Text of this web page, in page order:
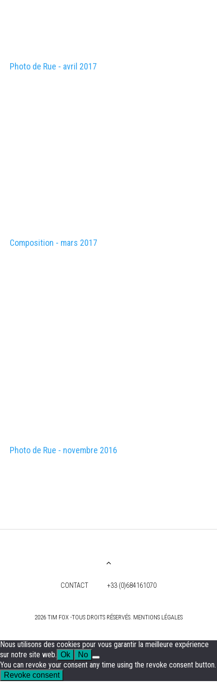
Photo de Rue - avril 2017
Composition - mars 2017
Photo de Rue - novembre 2016
CONTACT +33 (0)684161070
2026 TIM FOX -TOUS DROITS RÉSERVÉS. MENTIONS LÉGALES
Nous utilisons des cookies pour vous garantir la meilleure expérience
sur notre site web. Ok No
You can revoke your consent any time using the revoke consent button.
Revoke consent